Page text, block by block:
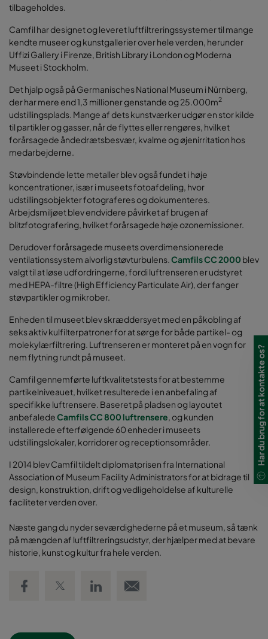
tilbageholdes.
Camfil har designet og leveret luftfiltreringssystemer til mange
kendte museer og kunstgallerier over hele verden, herunder
Uffizi Gallery i Firenze, British Library i London og Moderna
Museet i Stockholm.
Det hjalp også på Germanisches National Museum i Nürnberg,
der har mere end 1,3 millioner genstande og 25.000m2
udstillingsplads. Mange af dets kunstværker udgør en stor kilde
til partikler og gasser, når de flyttes eller rengøres, hvilket
forårsagede åndedrætsbesvær, kvalme og øjenirritation hos
medarbejderne.
Støvbindende lette metaller blev også fundet i høje
koncentrationer, især i museets fotoafdeling, hvor
udstillingsobjekter fotograferes og dokumenteres.
Arbejdsmiljøet blev endvidere påvirket af brugen af
blitzfotografering, hvilket forårsagede høje ozonemissioner.
Derudover forårsagede museets overdimensionerede
ventilationssystem alvorlig støvturbulens. Camfils CC 2000 blev
valgt til at løse udfordringerne, fordi luftrenseren er udstyret
med HEPA-filtre (High Efficiency Particulate Air), der fanger
støvpartikler og mikrober.
Enheden til museet blev skræddersyet med en påkobling af
seks aktiv kulfilterpatroner for at sørge for både partikel- og
molekylærfiltrering. Luftrenseren er monteret på en vogn for
nem flytning rundt på museet.
Camfil gennemførte luftkvalitetstests for at bestemme
partikelniveauet, hvilket resulterede i en anbefaling af
specifikke luftrensere. Baseret på pladsen og layoutet
anbefaledeCamfils CC 800 luftrensere , og kunden
installerede efterfølgende 60 enheder i museets
udstillingslokaler, korridorer og receptionsområder.
I 2014 blev Camfil tildelt diplomatprisen fra International
Association of Museum Facility Administrators for at bidrage til
design, konstruktion, drift og vedligeholdelse af kulturelle
faciliteter verden over.
Næste gang du nyder seværdighederne på et museum, så tænk
på mængden af luftfiltreringsudstyr, der hjælper med at bevare
historie, kunst og kultur fra hele verden.
Har du brug for at kontakte os?